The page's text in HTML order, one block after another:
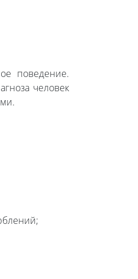
поведение.
человек